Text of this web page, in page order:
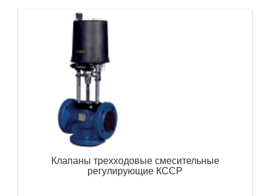
Клапаны трехходовые смесительные
регулирующие КССР